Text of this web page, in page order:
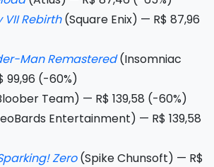
VII Rebirth(Square Enix) — R$ 87,96
Man Remastered(Insomniac
99,96 (-60%)
Team) — R$ 139,58 (-60%)
Entertainment) — R$ 139,58
Zero(Spike Chunsoft) — R$